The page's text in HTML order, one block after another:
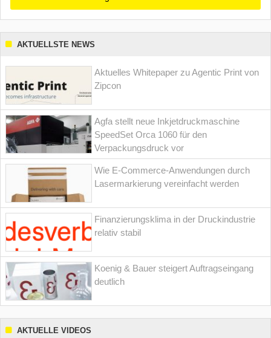
AKTUELLSTE NEWS
Aktuelles Whitepaper zu Agentic Print von
Zipcon
Agfa stellt neue Inkjetdruckmaschine
SpeedSet Orca 1060 für den
Verpackungsdruck vor
Wie E-Commerce-Anwendungen durch
Lasermarkierung vereinfacht werden
Finanzierungsklima in der Druckindustrie
relativ stabil
Koenig & Bauer steigert Auftragseingang
deutlich
AKTUELLE VIDEOS